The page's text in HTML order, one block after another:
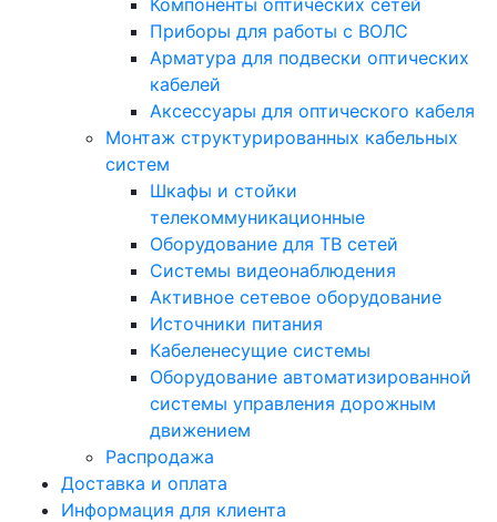
Компоненты оптических сетей
Приборы для работы с ВОЛС
Арматура для подвески оптических
кабелей
Аксессуары для оптического кабеля
Монтаж структурированных кабельных
систем
Шкафы и стойки
телекоммуникационные
Оборудование для ТВ сетей
Системы видеонаблюдения
Активное сетевое оборудование
Источники питания
Кабеленесущие системы
Оборудование автоматизированной
системы управления дорожным
движением
Распродажа
Доставка и оплата
Информация для клиента